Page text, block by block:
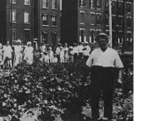
cria alguns problemas
começa o funcionamento do
organizações participarão
serão necessários; a
ser fragilizada com a
a segurança digital terá que se
irrestrito e wifi; os